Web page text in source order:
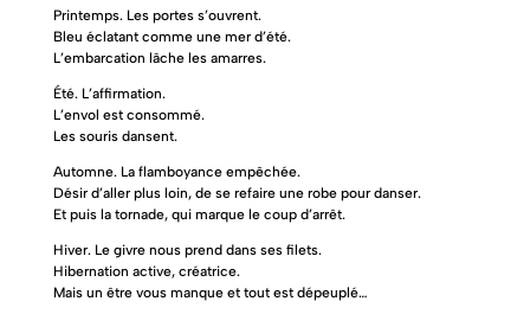
Printemps. Les portes s’ouvrent.
Bleu éclatant comme une mer d’été.
L’embarcation lâche les amarres.
Été. L’affirmation.
L’envol est consommé.
Les souris dansent.
Automne. La flamboyance empêchée.
Désir d’aller plus loin, de se refaire une robe pour danser.
Et puis la tornade, qui marque le coup d’arrêt.
Hiver. Le givre nous prend dans ses filets.
Hibernation active, créatrice.
Mais un être vous manque et tout est dépeuplé…